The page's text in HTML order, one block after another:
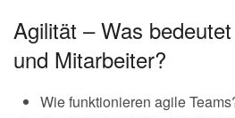
Agilität – Was
und Mitarbeiter?
Wie funktionieren agile